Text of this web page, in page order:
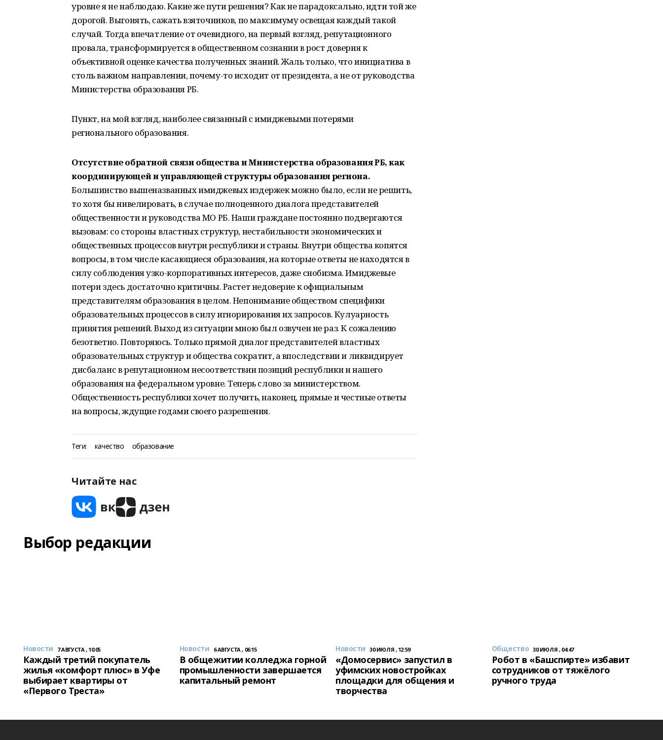
уровне я не наблюдаю. Какие же пути решения? Как не парадоксально, идти той же
дорогой. Выгонять, сажать взяточников, по максимуму освещая каждый такой
случай. Тогда впечатление от очевидного, на первый взгляд, репутационного
провала, трансформируется в общественном сознании в рост доверия к
объективной оценке качества полученных знаний. Жаль только, что инициатива в
столь важном направлении, почему-то исходит от президента, а не от руководства
Министерства образования РБ.
Пункт, на мой взгляд, наиболее связанный с имиджевыми потерями
регионального образования.
Отсутствие обратной связи общества и Министерства образования РБ, как
координирующей и управляющей структуры образования региона.
Большинство вышеназванных имиджевых издержек можно было, если не решить,
то хотя бы нивелировать, в случае полноценного диалога представителей
общественности и руководства МО РБ. Наши граждане постоянно подвергаются
вызовам: со стороны властных структур, нестабильности экономических и
общественных процессов внутри республики и страны. Внутри общества копятся
вопросы, в том числе касающиеся образования, на которые ответы не находятся в
силу соблюдения узко-корпоративных интересов, даже снобизма. Имиджевые
потери здесь достаточно критичны. Растет недоверие к официальным
представителям образования в целом. Непонимание обществом специфики
образовательных процессов в силу игнорирования их запросов. Кулуарность
принятия решений. Выход из ситуации мною был озвучен не раз. К сожалению
безответно. Повторяюсь. Только прямой диалог представителей властных
образовательных структур и общества сократит, а впоследствии и ликвидирует
дисбаланс в репутационном несоответствии позиций республики и нашего
образования на федеральном уровне. Теперь слово за министерством.
Общественность республики хочет получить, наконец, прямые и честные ответы
на вопросы, ждущие годами своего разрешения.
Теги: качество образование
Читайте нас
Выбор редакции
Новости 7 АВГУСТА , 10:05
Каждый третий покупатель
жилья «комфорт плюс» в Уфе
выбирает квартиры от
«Первого Треста»
Новости 6 АВГУСТА , 06:15
В общежитии колледжа горной
промышленности завершается
капитальный ремонт
Новости 30 ИЮЛЯ , 12:59
«Домосервис» запустил в
уфимских новостройках
площадки для общения и
творчества
Общество 30 ИЮЛЯ , 04:47
Робот в «Башспирте» избавит
сотрудников от тяжёлого
ручного труда